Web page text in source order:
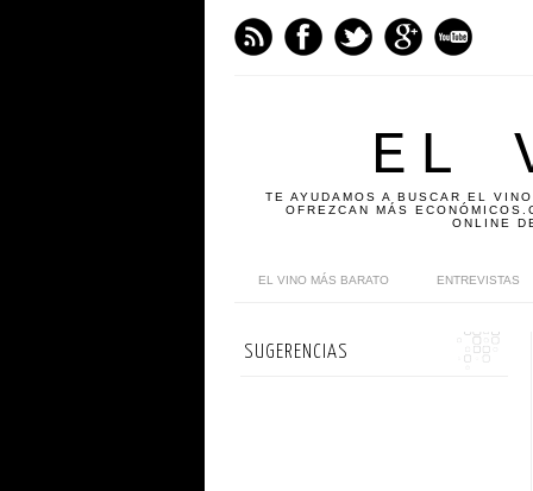
EL
TE AYUDAMOS A BUSCAR EL
OFREZCAN MÁS
ONLINE
EL VINO MÁS BARATO ENTREVISTAS
SUGERENCIAS